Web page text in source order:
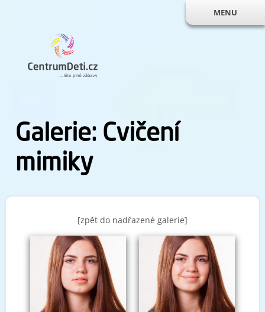
MENU
Galerie: Cvičení
mimiky
[zpět do nadřazené galerie]